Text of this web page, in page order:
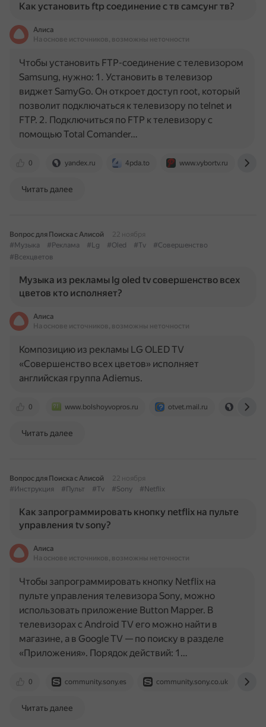
Как установить ftp соединение с тв самсунг тв?
Алиса
На основе источников, возможны неточности
0 yandex.ru 4pda.to www.vybortv.ru
Чтобы установить FTP-соединение с телевизором
Samsung, нужно: 1. Установить в телевизор
виджет SamyGo. Он откроет доступ root, который
позволит подключаться к телевизору по telnet и
FTP. 2. Подключиться по FTP к телевизору с
помощью Total Comander…
Читать далее
Вопрос для Поиска с Алисой
22 ноября
#Музыка
#Реклама #Lg #Oled #Tv
#Совершенство
#Всехцветов
Музыка из рекламы lg oled tv совершенство всех
цветов кто исполняет?
Алиса
На основе источников, возможны неточности
0 www.bolshoyvopros.ru otvet.mail.ru
Композицию из рекламы LG OLED TV
«Совершенство всех цветов» исполняет
английская группа Adiemus.
Читать далее
Вопрос для Поиска с Алисой
22 ноября
#Инструкция
#Пульт #Tv #Sony #Netflix
Как запрограммировать кнопку netflix на пульте
управления tv sony?
Алиса
На основе источников, возможны неточности
0 community.sony.es community.sony.co.uk
Чтобы запрограммировать кнопку Netflix на
пульте управления телевизора Sony, можно
использовать приложение Button Mapper. В
телевизорах с Android TV его можно найти в
магазине, а в Google TV — по поиску в разделе
«Приложения». Порядок действий: 1…
Читать далее